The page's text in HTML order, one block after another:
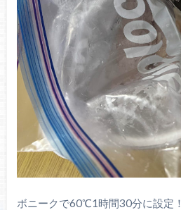
ボニークで60℃1時間30分に設定！